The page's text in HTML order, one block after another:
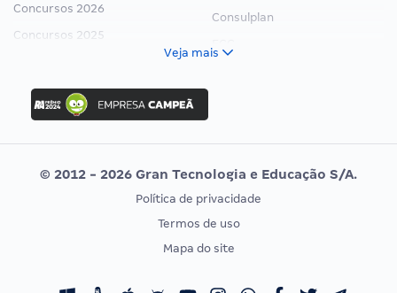
Concursos 2026
Concursos 2025
Concurso Ibama
Concurso MPU
Editais publicados
Consulplan
Vunesp
CONCURSOS POR PROFISSÃO
Concursos Fiscais
EXAME DE ORDEM
Calendário OAB
Veja mais
© 2012 - 2026 Gran Tecnologia e Educação S/A.
Política de privacidade
Termos de uso
Mapa do site